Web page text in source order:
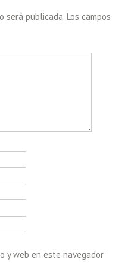
será publicada. Los campos
y web en este navegador